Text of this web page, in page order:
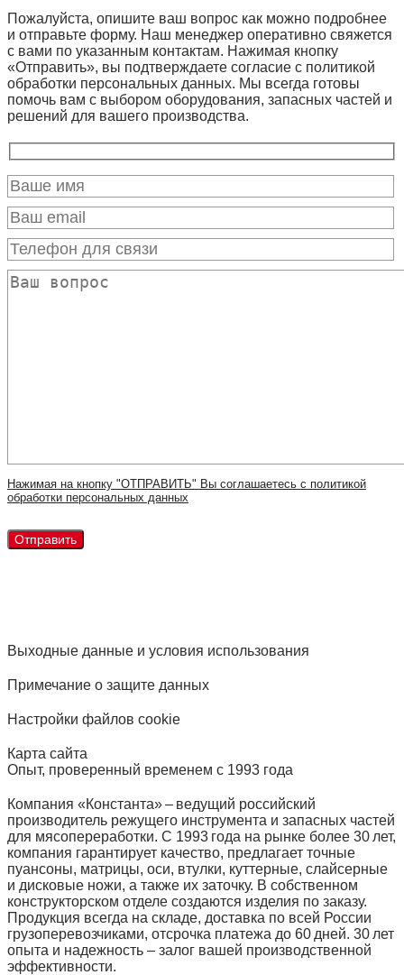
Пожалуйста, опишите ваш вопрос как можно подробнее
и отправьте форму. Наш менеджер оперативно свяжется
с вами по указанным контактам. Нажимая кнопку
«Отправить», вы подтверждаете согласие с политикой
обработки персональных данных. Мы всегда готовы
помочь вам с выбором оборудования, запасных частей и
решений для вашего производства.
Нажимая на кнопку "ОТПРАВИТЬ" Вы соглашаетесь с политикой
обработки персональных данных
Выходные данные и условия использования
Примечание о защите данных
Настройки файлов cookie
Карта сайта
Опыт, проверенный временем с 1993 года
Компания «Константа» – ведущий российский
производитель режущего инструмента и запасных частей
для мясопереработки. С 1993 года на рынке более 30 лет,
компания гарантирует качество, предлагает точные
пуансоны, матрицы, оси, втулки, куттерные, слайсерные
и дисковые ножи, а также их заточку. В собственном
конструкторском отделе создаются изделия по заказу.
Продукция всегда на складе, доставка по всей России
грузоперевозчиками, отсрочка платежа до 60 дней. 30 лет
опыта и надежность – залог вашей производственной
эффективности.